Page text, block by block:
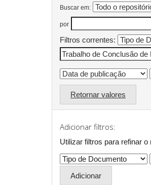
Buscar em:
por
Filtros correntes:
Retornar valores
Adicionar filtros:
Utilizar filtros para refinar